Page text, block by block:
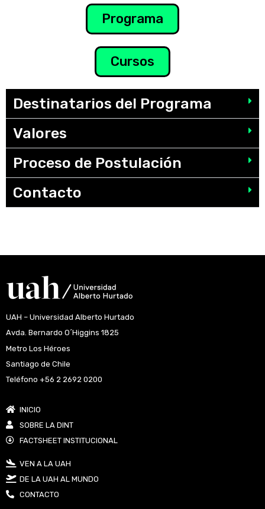
Programa
Cursos
Destinatarios del Programa
Valores
Proceso de Postulación
Contacto
UAH – Universidad Alberto Hurtado
Avda. Bernardo O´Higgins 1825
Metro Los Héroes
Santiago de Chile
Teléfono +56 2 2692 0200
INICIO
SOBRE LA DINT
FACTSHEET INSTITUCIONAL
VEN A LA UAH
DE LA UAH AL MUNDO
CONTACTO